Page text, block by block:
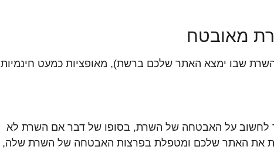
מאובטח
שבו ימצא האתר שלכם ברשת), מאופציות כמעט חינמיות
לחשוב על האבטחה של השרת, בסופו של דבר אם השרת לא
את האתר שלכם ומטפלת בפרצות האבטחה של השרת שלה,